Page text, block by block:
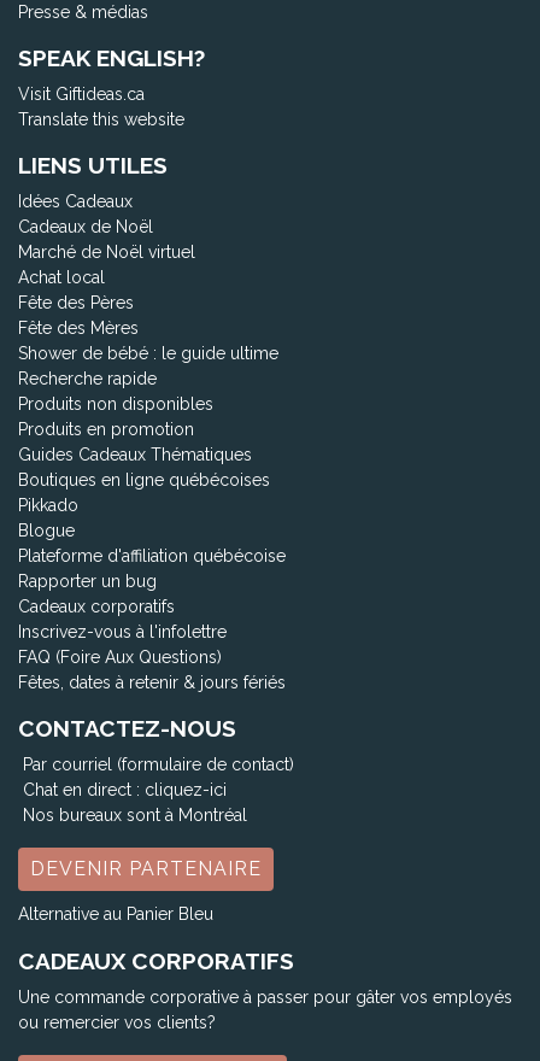
Presse & médias
SPEAK ENGLISH?
Visit Giftideas.ca
Translate this website
LIENS UTILES
Idées Cadeaux
Cadeaux de Noël
Marché de Noël virtuel
Achat local
Fête des Pères
Fête des Mères
Shower de bébé : le guide ultime
Recherche rapide
Produits non disponibles
Produits en promotion
Guides Cadeaux Thématiques
Boutiques en ligne québécoises
Pikkado
Blogue
Plateforme d'affiliation québécoise
Rapporter un bug
Cadeaux corporatifs
Inscrivez-vous à l'infolettre
FAQ (Foire Aux Questions)
Fêtes, dates à retenir & jours fériés
CONTACTEZ-NOUS
Par courriel (formulaire de contact)
Chat en direct : cliquez-ici
Nos bureaux sont à Montréal
DEVENIR PARTENAIRE
Alternative au Panier Bleu
CADEAUX CORPORATIFS
Une commande corporative à passer pour gâter vos employés
ou remercier vos clients?